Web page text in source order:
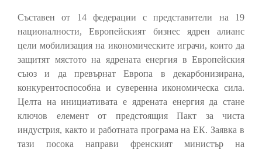
Съставен от 14 федерации с представители на 19
националности, Европейският бизнес ядрен алианс
цели мобилизация на икономическите играчи, които да
защитят мястото на ядрената енергия в Европейския
съюз и да превърнат Европа в декарбонизирана,
конкурентоспособна и суверенна икономическа сила.
Целта на инициативата е ядрената енергия да стане
ключов елемент от предстоящия Пакт за чиста
индустрия, както и работната програма на ЕК. Заявка в
тази посока направи френският министър на